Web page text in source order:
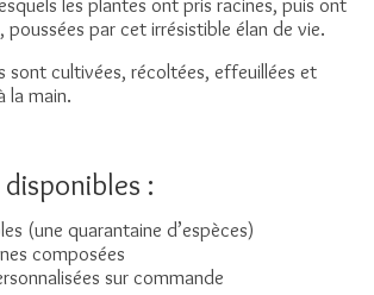
les plantes ont pris racines, puis ont
poussées par cet irrésistible élan de vie.
sont cultivées, récoltées, effeuillées et
la main.
disponibles :
(une quarantaine d’espèces)
composées
sur commande